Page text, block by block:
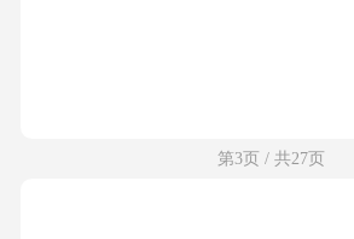
第3页 / 共27页